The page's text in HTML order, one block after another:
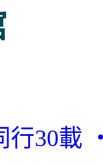
行30